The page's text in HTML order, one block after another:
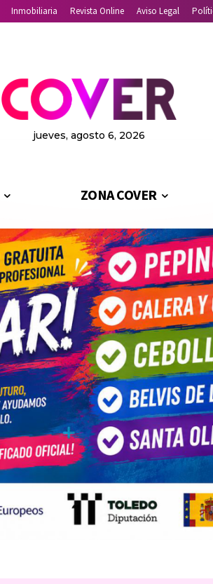
Inmobiliaria Revista Online Aviso Legal
jueves, agosto 6, 2026
ZONA COVER